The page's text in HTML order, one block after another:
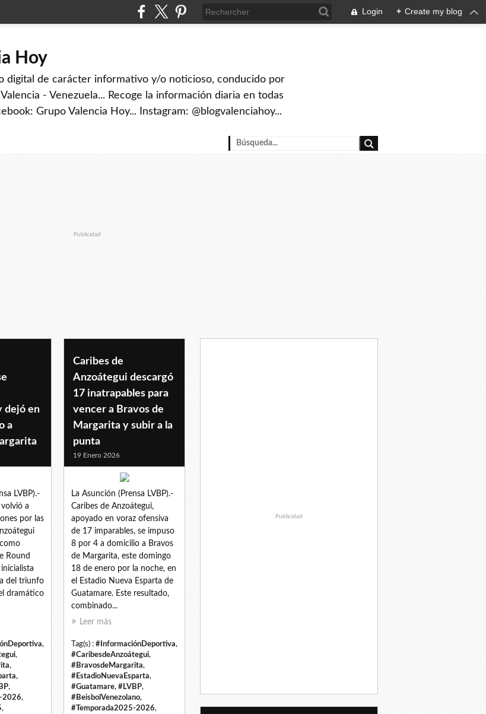
Login + Create my blog
Hoy
digital de carácter informativo y/o noticioso, conducido por
- Venezuela... Recoge la información diaria en todas
Grupo Valencia Hoy... Instagram: @blogvalenciahoy...
Publicidad
dejó en
a
LVBP).-
a
por las
Round
del triunfo
dramático
,
,
,
,
,
2026,
,
Caribes de
Anzoátegui descargó
17 inatrapables para
vencer a Bravos de
Margarita y subir a la
punta
19 Enero 2026
La Asunción (Prensa LVBP).-
Caribes de Anzoátegui,
apoyado en voraz ofensiva
de 17 imparables, se impuso
8 por 4 a domicilio a Bravos
de Margarita, este domingo
18 de enero por la noche, en
el Estadio Nueva Esparta de
Guatamare. Este resultado,
combinado...
Leer más
Tag(s) : #InformaciónDeportiva,
#CaribesdeAnzoátegui,
#BravosdeMargarita,
#EstadioNuevaEsparta,
#Guatamare, #LVBP,
#BeisbolVenezolano,
#Temporada2025-2026,
Publicidad